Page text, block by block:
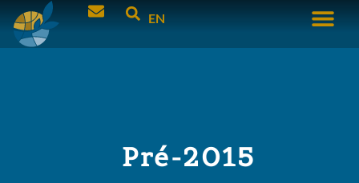
EN
Pré-2015